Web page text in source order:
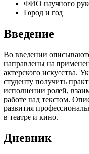
ФИО научного
Город и год
Введение
Во введении
направлены на
актерского искусства.
студенту получить
исполнении ролей,
работе над текстом.
развития
в театре и кино.
Дневник